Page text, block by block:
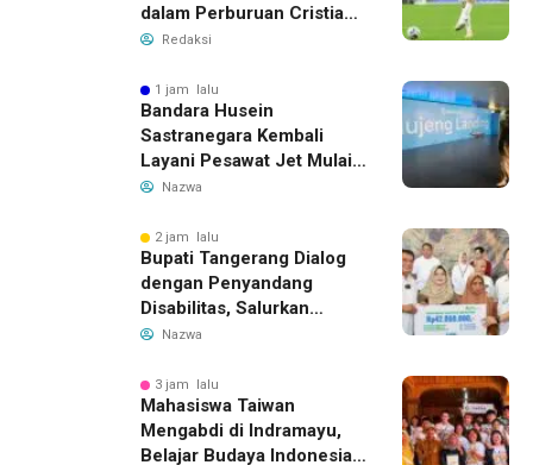
dalam Perburuan Cristian
Romero, Transfer Bek
Redaksi
1 jam lalu
Bandara Husein
Sastranegara Kembali
Layani Pesawat Jet Mulai
14 Agustus 2026, Garuda
Bandung-Denpasar
Nazwa
2 jam lalu
Bupati Tangerang Dialog
dengan Penyandang
Disabilitas, Salurkan
Bantuan dan Tampung
Nazwa
3 jam lalu
Mahasiswa Taiwan
Mengabdi di Indramayu,
Belajar Budaya Indonesia